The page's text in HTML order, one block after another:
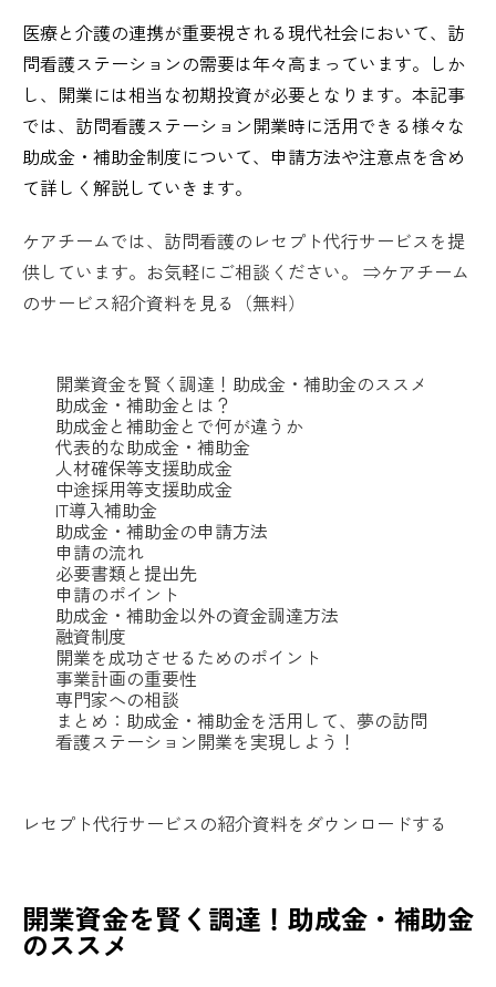
医療と介護の連携が重要視される現代社会において、訪
問看護ステーションの需要は年々高まっています。しか
し、開業には相当な初期投資が必要となります。本記事
では、訪問看護ステーション開業時に活用できる様々な
助成金・補助金制度について、申請方法や注意点を含め
て詳しく解説していきます。
ケアチームでは、訪問看護のレセプト代行サービスを提
供しています。お気軽にご相談ください。 ⇒ケアチーム
のサービス紹介資料を見る（無料）
開業資金を賢く調達！助成金・補助金のススメ
助成金・補助金とは？
助成金と補助金とで何が違うか
代表的な助成金・補助金
人材確保等支援助成金
中途採用等支援助成金
IT導入補助金
助成金・補助金の申請方法
申請の流れ
必要書類と提出先
申請のポイント
助成金・補助金以外の資金調達方法
融資制度
開業を成功させるためのポイント
事業計画の重要性
専門家への相談
まとめ：助成金・補助金を活用して、夢の訪問
看護ステーション開業を実現しよう！
レセプト代行サービスの紹介資料をダウンロードする
開業資金を賢く調達！助成金・補助金
のススメ